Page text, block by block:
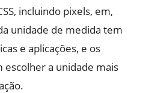
incluindo pixels, em,
unidade de medida tem
e aplicações, e os
a unidade mais